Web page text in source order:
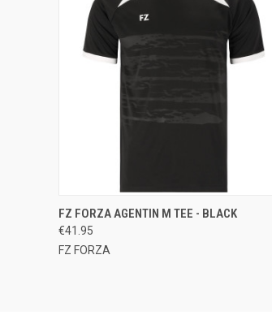
QUICK VIEW VIEW OPTIONS
Compare
FZ FORZA AGENTIN M TEE - BLACK
€41.95
FZ FORZA